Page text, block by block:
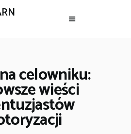
celowniku:
wieści